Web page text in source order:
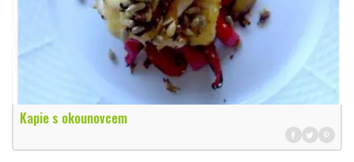
Kapie s okounovcem